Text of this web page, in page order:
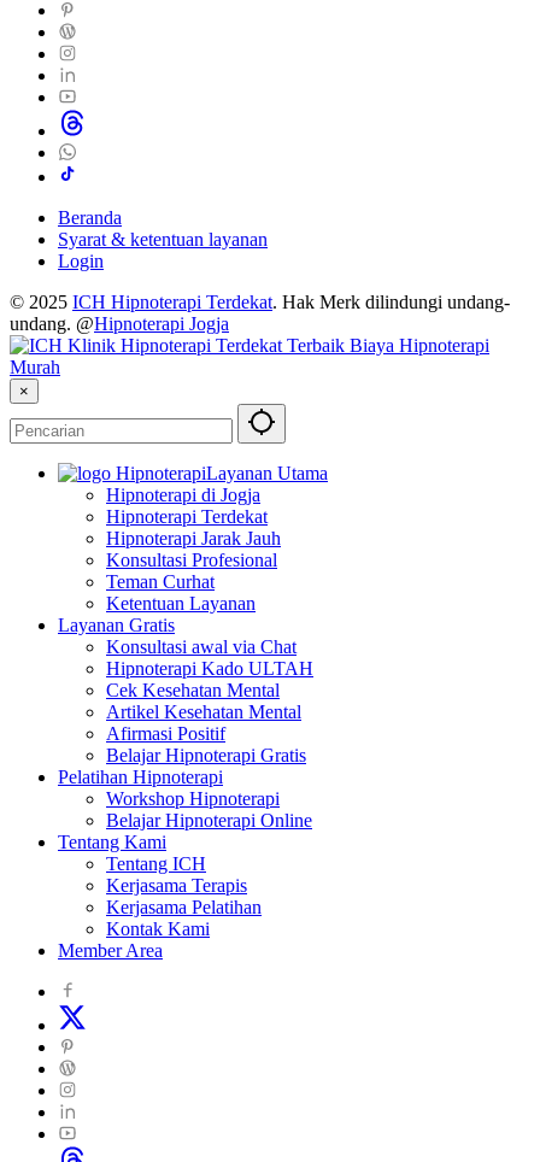
Beranda
Syarat & ketentuan layanan
Login
© 2025 ICH Hipnoterapi Terdekat. Hak Merk dilindungi undang-
undang. @Hipnoterapi Jogja
×
Layanan Utama
Hipnoterapi di Jogja
Hipnoterapi Terdekat
Hipnoterapi Jarak Jauh
Konsultasi Profesional
Teman Curhat
Ketentuan Layanan
Layanan Gratis
Konsultasi awal via Chat
Hipnoterapi Kado ULTAH
Cek Kesehatan Mental
Artikel Kesehatan Mental
Afirmasi Positif
Belajar Hipnoterapi Gratis
Pelatihan Hipnoterapi
Workshop Hipnoterapi
Belajar Hipnoterapi Online
Tentang Kami
Tentang ICH
Kerjasama Terapis
Kerjasama Pelatihan
Kontak Kami
Member Area